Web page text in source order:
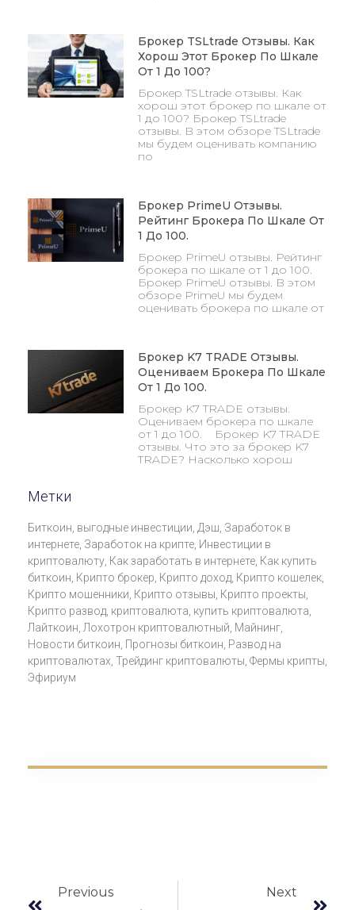
Брокер TSLtrade Отзывы. Как
Хорош Этот Брокер По Шкале
От 1 До 100?
Брокер TSLtrade отзывы. Как
хорош этот брокер по шкале от
1 до 100? Брокер TSLtrade
отзывы. В этом обзоре TSLtrade
мы будем оценивать компанию
по
Брокер PrimeU Отзывы.
Рейтинг Брокера По Шкале От
1 До 100.
Брокер PrimeU отзывы. Рейтинг
брокера по шкале от 1 до 100.
Брокер PrimeU отзывы. В этом
обзоре PrimeU мы будем
оценивать брокера по шкале от
Брокер K7 TRADE Отзывы.
Оцениваем Брокера По Шкале
От 1 До 100.
Брокер K7 TRADE отзывы.
Оцениваем брокера по шкале
от 1 до 100. Брокер K7 TRADE
отзывы. Что это за брокер K7
TRADE? Насколько хорош
Метки
Биткоин выгодные инвестиции Дэш Заработок в
интернете Заработок на крипте Инвестиции в
криптовалюту Как заработать в интернете Как купить
биткоин Крипто брокер Крипто доход Крипто кошелек
Крипто мошенники Крипто отзывы Крипто проекты
Крипто развод криптовалюта купить криптовалюта
Лайткоин Лохотрон криптовалютный Майнинг
Новости биткоин Прогнозы биткоин Развод на
криптовалютах Трейдинг криптовалюты Фермы крипты
Эфириум
Previous Next